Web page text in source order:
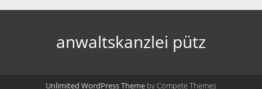
anwaltskanzlei pütz
Unlimited WordPress Theme by Compete Themes